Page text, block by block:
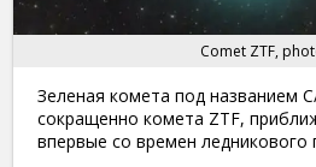
Comet ZTF,
Зеленая комета под названием
сокращенно комета ZTF,
впервые со времен ледникового